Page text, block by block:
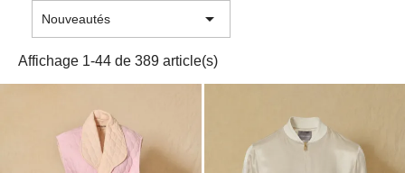
Nouveautés 
Affichage 1-44 de 389 article(s)